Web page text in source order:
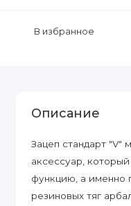
В избранное
Описание
Зацеп стандарт "V"
аксессуар,
функцию, а именно
резиновых тяг